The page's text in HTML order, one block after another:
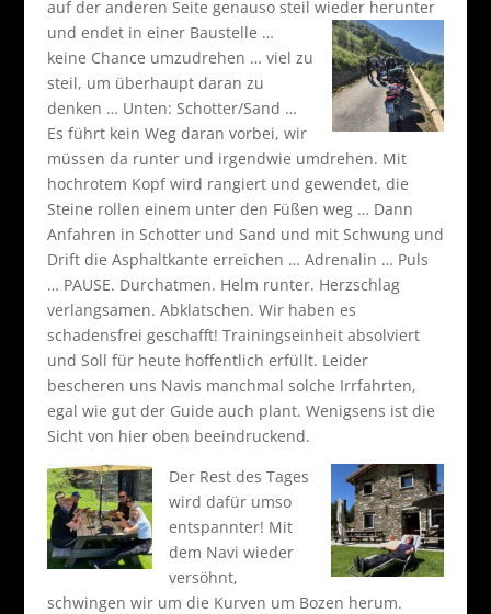
auf der anderen Seite genauso steil wieder herunter
und endet in einer Baustelle …
keine Chance umzudrehen … viel zu
steil, um überhaupt daran zu
denken … Unten: Schotter/Sand …
Es führt kein Weg daran vorbei, wir
müssen da runter und irgendwie umdrehen. Mit
hochrotem Kopf wird rangiert und gewendet, die
Steine rollen einem unter den Füßen weg … Dann
Anfahren in Schotter und Sand und mit Schwung und
Drift die Asphaltkante erreichen … Adrenalin … Puls
… PAUSE. Durchatmen. Helm runter. Herzschlag
verlangsamen. Abklatschen. Wir haben es
schadensfrei geschafft! Trainingseinheit absolviert
und Soll für heute hoffentlich erfüllt. Leider
bescheren uns Navis manchmal solche Irrfahrten,
egal wie gut der Guide auch plant. Wenigsens ist die
Sicht von hier oben beeindruckend.
Der Rest des Tages
wird dafür umso
entspannter! Mit
dem Navi wieder
versöhnt,
schwingen wir um die Kurven um Bozen herum.